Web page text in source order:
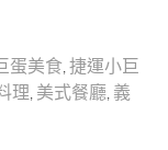
蛋美食 捷運小巨
理 美式餐廳 義